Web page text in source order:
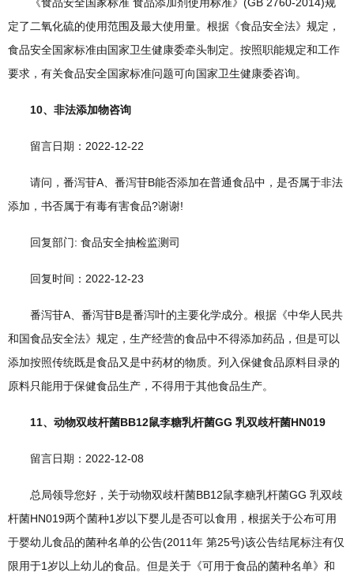
定了二氧化硫的使用范围及最大使用量。根据《食品安全法》规定，
食品安全国家标准由国家卫生健康委牵头制定。按照职能规定和工作
要求，有关食品安全国家标准问题可向国家卫生健康委咨询。
10、非法添加物咨询
留言日期：2022-12-22
请问，番泻苷A、番泻苷B能否添加在普通食品中，是否属于非法
添加，书否属于有毒有害食品?谢谢!
回复部门: 食品安全抽检监测司
回复时间：2022-12-23
番泻苷A、番泻苷B是番泻叶的主要化学成分。根据《中华人民共
和国食品安全法》规定，生产经营的食品中不得添加药品，但是可以
添加按照传统既是食品又是中药材的物质。列入保健食品原料目录的
原料只能用于保健食品生产，不得用于其他食品生产。
11、动物双歧杆菌BB12鼠李糖乳杆菌GG 乳双歧杆菌HN019
留言日期：2022-12-08
总局领导您好，关于动物双歧杆菌BB12鼠李糖乳杆菌GG 乳双歧
杆菌HN019两个菌种1岁以下婴儿是否可以食用，根据关于公布可用
于婴幼儿食品的菌种名单的公告(2011年 第25号)该公告结尾标注有仅
限用于1岁以上幼儿的食品。但是关于《可用于食品的菌种名单》和